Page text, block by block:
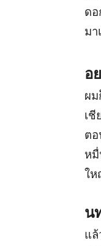
ดอ
มา
อ
ผม
เ
ต
ห
ใ
น
แล้